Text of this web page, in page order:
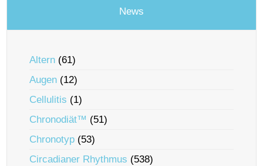
News
Altern (61)
Augen (12)
Cellulitis (1)
Chronodiät™ (51)
Chronotyp (53)
Circadianer Rhythmus (538)